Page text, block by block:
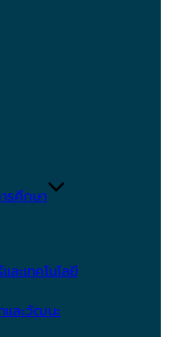
รศึกษา
ะเทคโนโลยี
และวัฒนะ